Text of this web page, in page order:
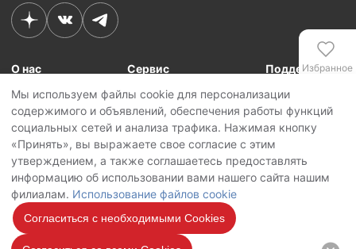
Мы используем файлы cookie для персонализации
содержимого и объявлений, обеспечения работы функций
социальных сетей и анализа трафика. Нажимая кнопку
«Принять», вы выражаете свое согласие с этим
утверждением, а также соглашаетесь предоставлять
информацию об использовании вами нашего сайта нашим
филиалам. Использование файлов cookie
Согласиться с необходимыми Cookies
Избранное
Сравнение
О нас
Связь с Pantum
Новости
Контакты
Сервис
Сервисные центры
Сервисная политика
Поддержка
Для сотрудников
Для партнеров
Личный кабинет
Copyright © 2026 Pantum International Limited. Все права защищены
Политика конфиденциальности
Политика обработки персональных данных
Использование файлов cookie